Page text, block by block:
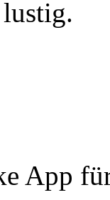
App